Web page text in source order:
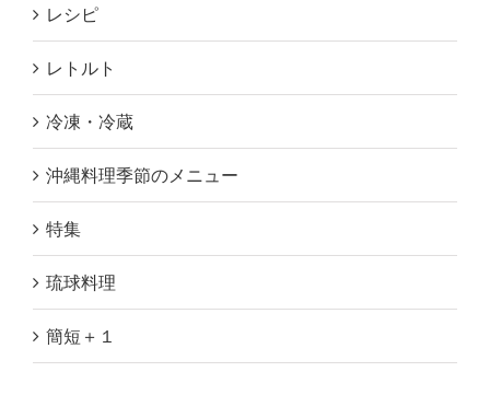
レシピ
レトルト
冷凍・冷蔵
沖縄料理季節のメニュー
特集
琉球料理
簡短＋１